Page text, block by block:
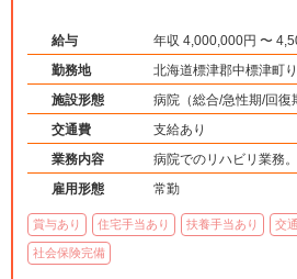
給与
年収
勤務地
北海道標津郡中標津町
施設形態
病院（総合/急性期/回復
来）、その他（その他
交通費
支給あり
業務内容
病院でのリハビリ業務。
雇用形態
常勤
賞与あり 住宅手当あり 扶養手当あり 交
社会保険完備